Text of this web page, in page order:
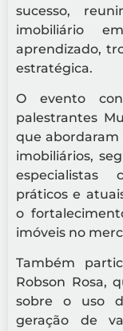
sucesso,
imobiliário
aprendizado,
estratégica.
O evento
palestrantes
que abordaram
imobiliários,
especialistas
práticos e
o
imóveis no
Também
Robson Rosa,
sobre o uso
geração de